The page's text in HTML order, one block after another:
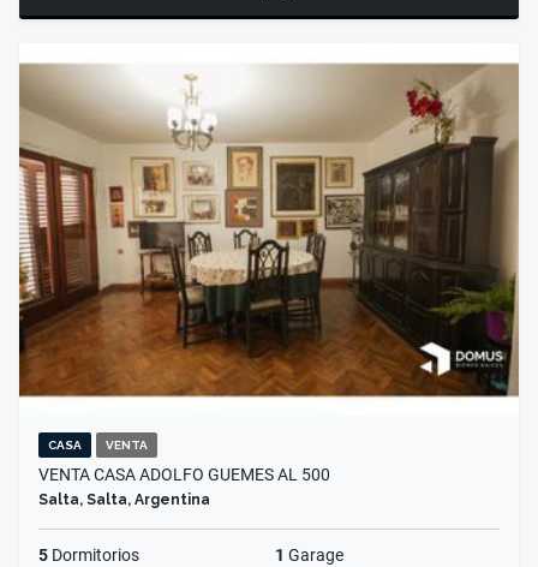
CASA VENTA
VENTA CASA ADOLFO GUEMES AL 500
Salta, Salta, Argentina
5 Dormitorios 1 Garage